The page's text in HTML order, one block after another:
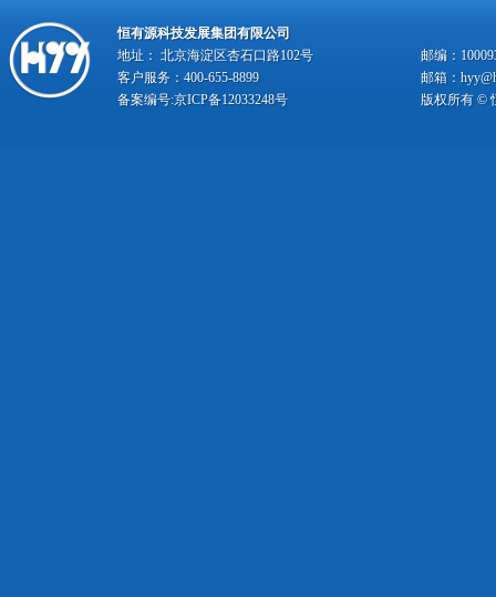
恒有源科技发展集团有限公司
地址： 北京海淀区杏石口路102号
邮编：
客户服务：400-655-8899
邮箱：
备案编号:京ICP备12033248号 版权所有 ©